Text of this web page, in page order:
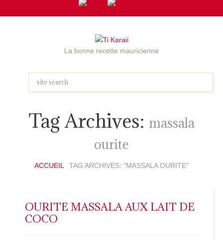
La bonne recette mauricienne
Tag Archives: massala
ourite
ACCUEIL TAG ARCHIVES: "MASSALA OURITE"
OURITE MASSALA AUX LAIT DE
COCO